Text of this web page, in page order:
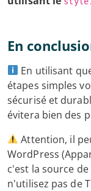
En
En utilisant
étapes simples
sécurisé et
évitera bien des
Attention, il
WordPress
c'est la source
n'utilisez pas de